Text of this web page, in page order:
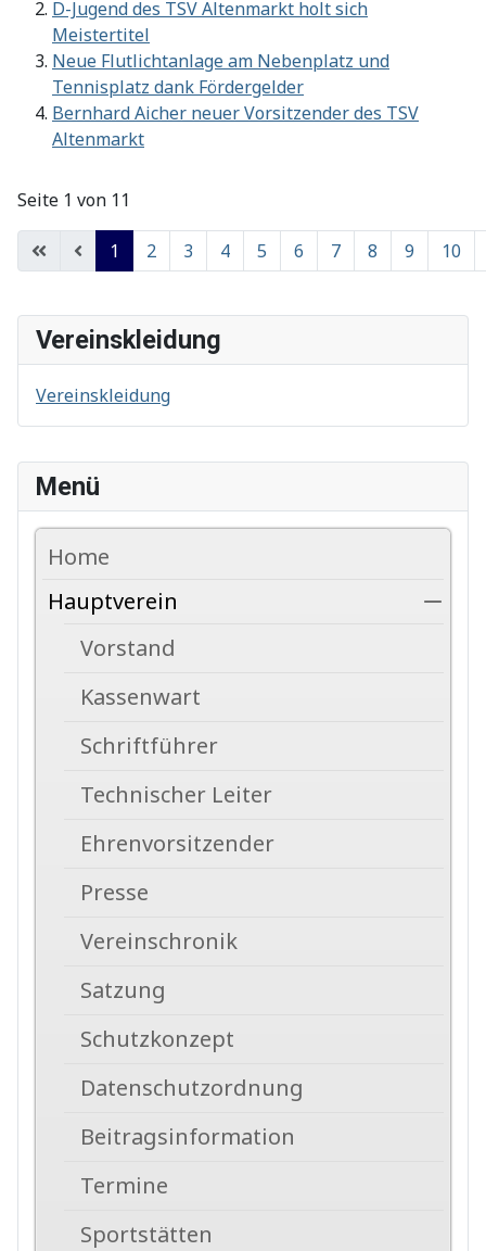
Menü
Home
Hauptverein
Vorstand
Kassenwart
Schriftführer
Technischer Leiter
Ehrenvorsitzender
Presse
Vereinschronik
Satzung
Schutzkonzept
Datenschutzordnung
Beitragsinformation
Termine
Sportstätten
D-Jugend des TSV Altenmarkt holt sich
Meistertitel
Neue Flutlichtanlage am Nebenplatz und
Tennisplatz dank Fördergelder
Bernhard Aicher neuer Vorsitzender des TSV
Altenmarkt
Seite 1 von 11
1 2 3 4 5 6 7 8 9 10
Vereinskleidung
Vereinskleidung